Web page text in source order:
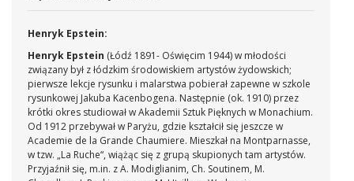
Henryk Epstein:
Henryk Epstein (Łódź 1891- Oświęcim 1944) w młodości
związany był z łódzkim środowiskiem artystów żydowskich;
pierwsze lekcje rysunku i malarstwa pobierał zapewne w szkole
rysunkowej Jakuba Kacenbogena. Następnie (ok. 1910) przez
krótki okres studiował w Akademii Sztuk Pięknych w Monachium.
Od 1912 przebywał w Paryżu, gdzie kształcił się jeszcze w
Academie de la Grande Chaumiere. Mieszkał na Montparnasse,
w tzw. „La Ruche“, wiążąc się z grupą skupionych tam artystów.
Przyjaźnił się, m.in. z A. Modiglianim, Ch. Soutinem, M.